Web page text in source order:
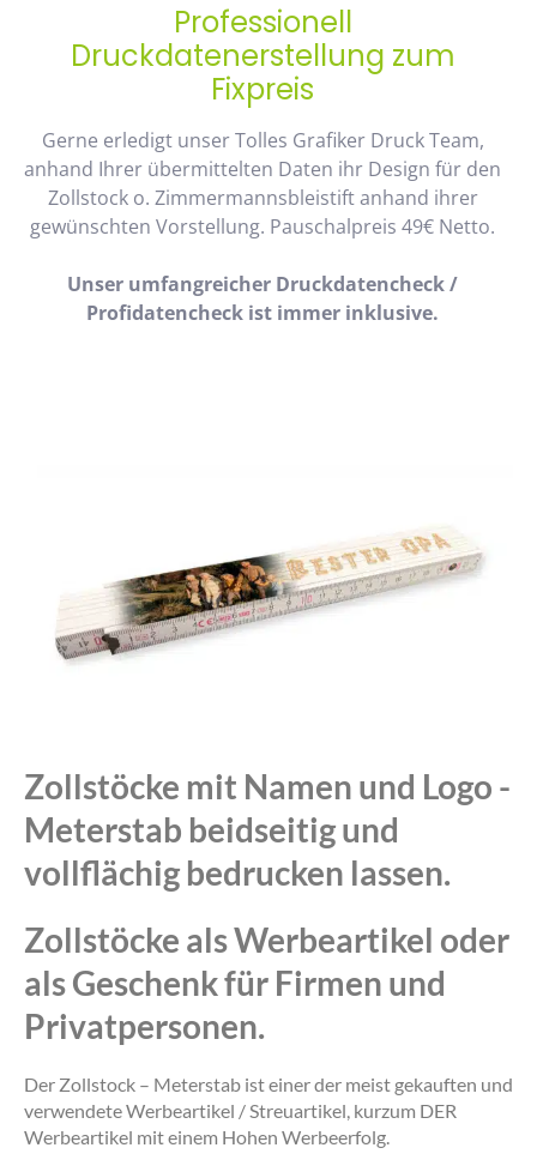
Professionell
Druckdatenerstellung zum
Fixpreis
Gerne erledigt unser Tolles Grafiker Druck Team,
anhand Ihrer übermittelten Daten ihr Design für den
Zollstock o. Zimmermannsbleistift anhand ihrer
gewünschten Vorstellung. Pauschalpreis 49€ Netto.
Unser umfangreicher Druckdatencheck /
Profidatencheck ist immer inklusive.
Zollstöcke mit Namen und Logo -
Meterstab beidseitig und
vollflächig bedrucken lassen.
Zollstöcke als Werbeartikel oder
als Geschenk für Firmen und
Privatpersonen.
Der Zollstock – Meterstab ist einer der meist gekauften und
verwendete Werbeartikel / Streuartikel, kurzum DER
Werbeartikel mit einem Hohen Werbeerfolg.